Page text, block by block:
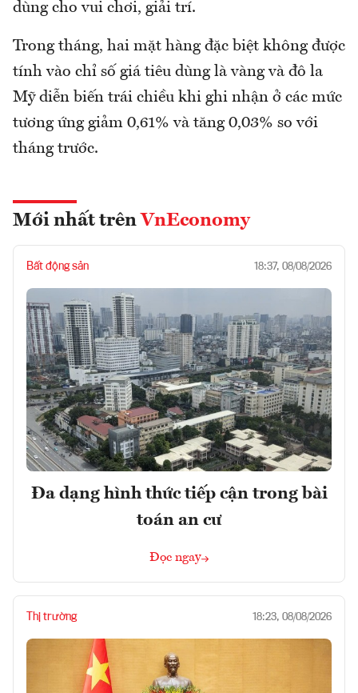
dùng cho vui chơi, giải trí.
Trong tháng, hai mặt hàng đặc biệt không được
tính vào chỉ số giá tiêu dùng là vàng và đô la
Mỹ diễn biến trái chiều khi ghi nhận ở các mức
tương ứng giảm 0,61% và tăng 0,03% so với
tháng trước.
Mới nhất trên VnEconomy
Bất động sản 18:37, 08/08/2026
Đa dạng hình thức tiếp cận trong bài
toán an cư
Đọc ngay
Thị trường 18:23, 08/08/2026